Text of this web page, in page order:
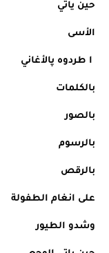
حين ياتي
الأسى
بالكلمات
بالصور
بالرسوم
بالرقص
على انغام الطفولة
وشدو الطيور